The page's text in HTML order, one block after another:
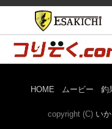
HOME ムービー 釣
copyright (C) い